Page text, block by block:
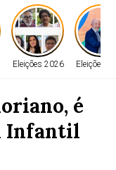
Eleições 2026 Eleições
é
Infantil